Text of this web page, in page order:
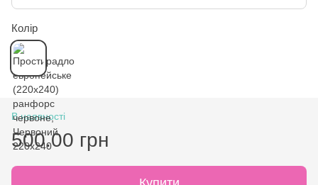
Колір
В наявності
500.00 грн